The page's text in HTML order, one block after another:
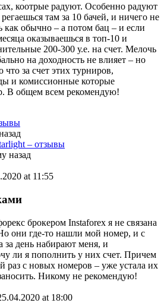
коотрые радуют. Особенно радуют
там за 10 бачей, и ничего не
как обычно – а потом бац – и если
оказываешься в топ-10 и
200-300 у.е. на счет. Мелочь
на доходность не влияет – но
за счет этих турниров,
и комиссионные которые
В общем всем рекомендую!
– отзывы
назад
at 11:55
брокером Instaforex я не связана
они где-то нашли мой номер, и с
за день набирают меня, и
ли я пополнить у них счет. Причем
раз с новых номеров – уже устала их
Никому не рекомендую!
at 18:00